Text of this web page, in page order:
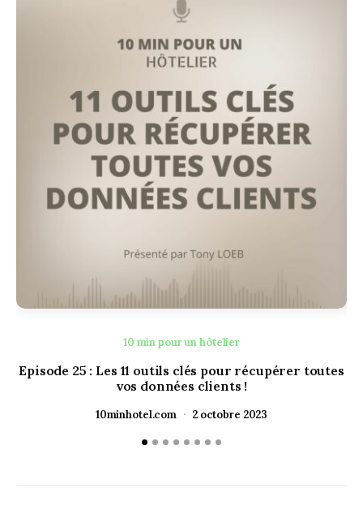
10 min pour un hôtelier
Episode 25 : Les 11 outils clés pour récupérer toutes
vos données clients !
10minhotel.com 2 octobre 2023